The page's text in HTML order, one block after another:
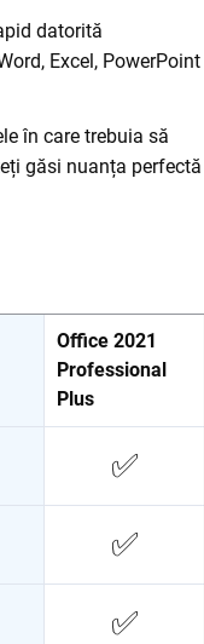
datorită
Excel, PowerPoint
în care trebuia să
găsi nuanța perfectă
Office 2021
Professional
Plus
✅
✅
✅